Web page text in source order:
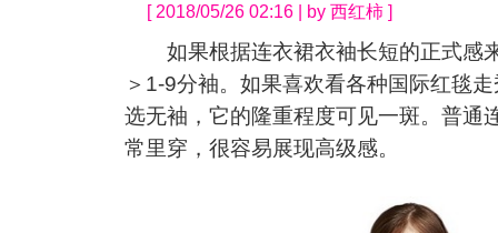
[ 2018/05/26 02:16 | by 西红柿 ]
如果根据连衣裙衣袖长短的正式感
＞1-9分袖。如果喜欢看各种国际红毯
选无袖，它的隆重程度可见一斑。普通
常里穿，很容易展现高级感。